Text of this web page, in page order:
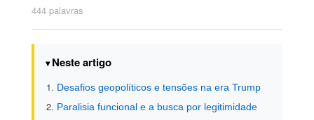
444 palavras
Neste artigo
Desafios geopolíticos e tensões na era Trump
Paralisia funcional e a busca por legitimidade